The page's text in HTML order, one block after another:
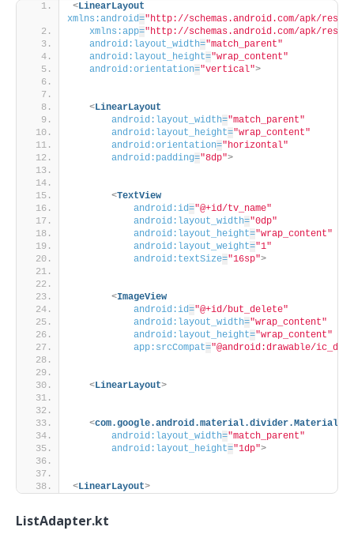
<LinearLayout
xmlns:android="http://schemas.android.com/apk/res/
xmlns:app="http://schemas.android.com/apk/res-
android:layout_width="match_parent"
android:layout_height="wrap_content"
android:orientation="vertical">
<LinearLayout
android:layout_width="match_parent"
android:layout_height="wrap_content"
android:orientation="horizontal"
android:padding="8dp">
<TextView
android:id="@+id/tv_name"
android:layout_width="0dp"
android:layout_height="wrap_content"
android:layout_weight="1"
android:textSize="16sp">
<ImageView
android:id="@+id/but_delete"
android:layout_width="wrap_content"
android:layout_height="wrap_content"
app:srcCompat="@android:drawable/
<LinearLayout>
<
android:layout_width="match_parent"
android:layout_height="1dp">
<LinearLayout>
ListAdapter.kt